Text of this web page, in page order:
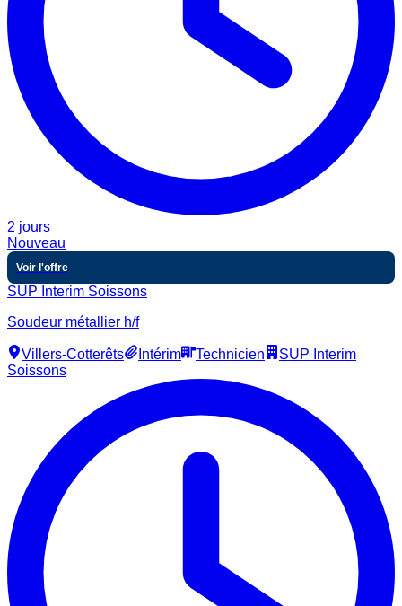
2 jours
Nouveau
Voir l'offre
SUP Interim Soissons
Soudeur métallier h/f
Villers-Cotterêts Intérim Technicien
SUP Interim
Soissons